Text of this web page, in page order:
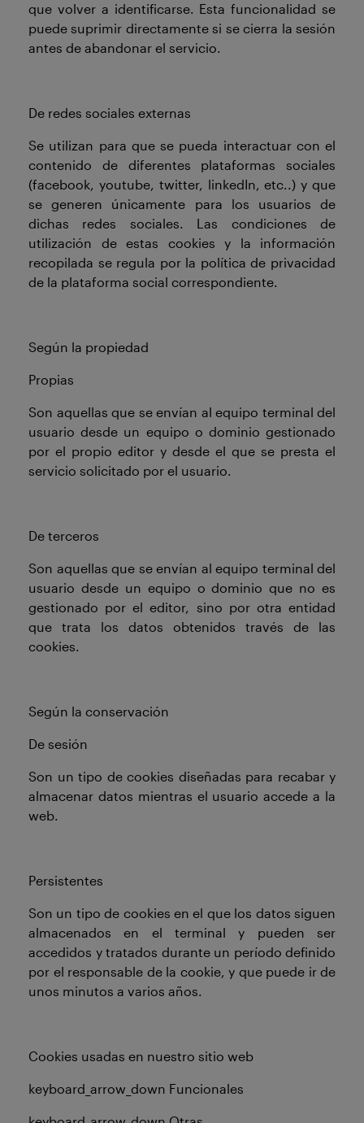
que volver a identificarse. Esta funcionalidad se
puede suprimir directamente si se cierra la sesión
antes de abandonar el servicio.
De redes sociales externas
Se utilizan para que se pueda interactuar con el
contenido de diferentes plataformas sociales
(facebook, youtube, twitter, linkedIn, etc..) y que
se generen únicamente para los usuarios de
dichas redes sociales. Las condiciones de
utilización de estas cookies y la información
recopilada se regula por la política de privacidad
de la plataforma social correspondiente.
Según la propiedad
Propias
Son aquellas que se envían al equipo terminal del
usuario desde un equipo o dominio gestionado
por el propio editor y desde el que se presta el
servicio solicitado por el usuario.
De terceros
Son aquellas que se envían al equipo terminal del
usuario desde un equipo o dominio que no es
gestionado por el editor, sino por otra entidad
que trata los datos obtenidos través de las
cookies.
Según la conservación
De sesión
Son un tipo de cookies diseñadas para recabar y
almacenar datos mientras el usuario accede a la
web.
Persistentes
Son un tipo de cookies en el que los datos siguen
almacenados en el terminal y pueden ser
accedidos y tratados durante un período definido
por el responsable de la cookie, y que puede ir de
unos minutos a varios años.
Cookies usadas en nuestro sitio web
keyboard_arrow_down Funcionales